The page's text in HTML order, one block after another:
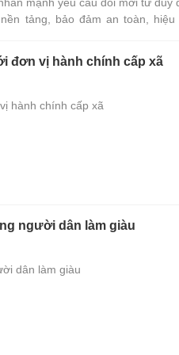
tảng, bảo đảm an toàn, hiệu
đơn vị hành chính cấp xã
hành chính cấp xã
người dân làm giàu
dân làm giàu